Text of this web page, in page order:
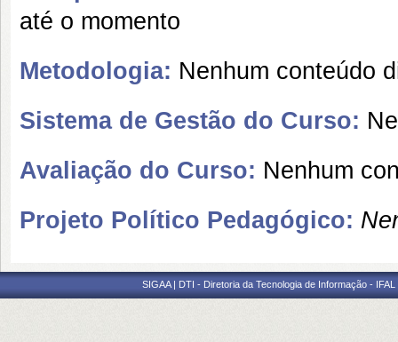
até o momento
Metodologia: Nenhum conteúdo
Sistema de Gestão do Curso:
Avaliação do Curso: Nenhum
Projeto Político Pedagógico:
SIGAA | DTI - Diretoria da Tecnologia de Informação -